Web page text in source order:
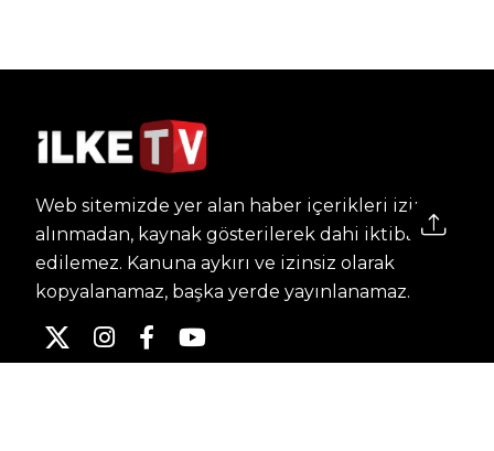
Web sitemizde yer alan haber içerikleri izin
alınmadan, kaynak gösterilerek dahi iktibas
edilemez. Kanuna aykırı ve izinsiz olarak
kopyalanamaz, başka yerde yayınlanamaz.